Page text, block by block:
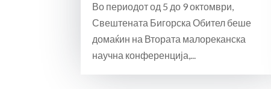
Во периодот од 5 до 9 октомври,
Свештената Бигорска Обител беше
домаќин на Втората малореканска
научна конференција,...